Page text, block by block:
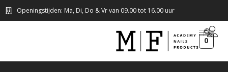
Openingstijden: Ma, Di, Do & Vr van 09.00 tot 16.00 uur
0